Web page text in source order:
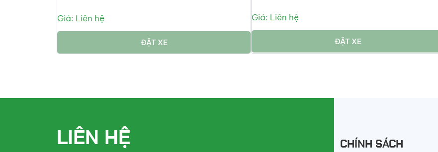
Giá: Liên hệ
ĐẶT XE
Giá: Liên hệ
ĐẶT XE
LIÊN HỆ CHÍNH SÁCH